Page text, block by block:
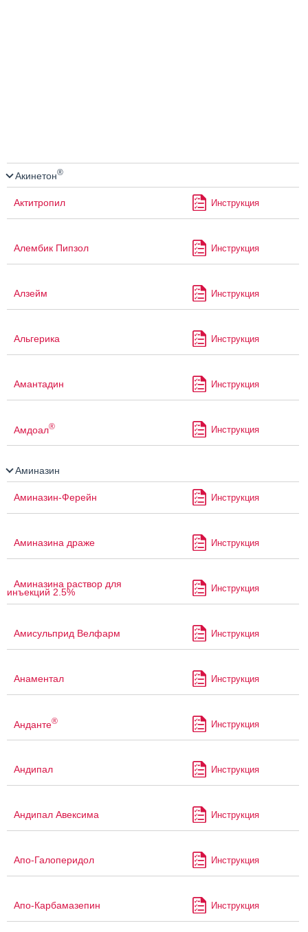
Акинетон®
Актитропил Инструкция
Алембик Пипзол Инструкция
Алзейм Инструкция
Альгерика Инструкция
Амантадин Инструкция
Амдоал® Инструкция
Аминазин
Аминазин-Ферейн Инструкция
Аминазина драже Инструкция
Аминазина раствор для
инъекций 2.5% Инструкция
Амисульприд Велфарм Инструкция
Анаментал Инструкция
Анданте® Инструкция
Андипал Инструкция
Андипал Авексима Инструкция
Апо-Галоперидол Инструкция
Апо-Карбамазепин Инструкция